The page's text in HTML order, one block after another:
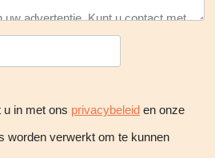
in met ons privacybeleid en onze
worden verwerkt om te kunnen